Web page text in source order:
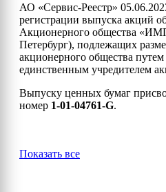
АО «Сервис-Реестр»
регистрации выпуска акций
Акционерного общества
Петербург), подлежащих
акционерного общества
единственным учредителем
Выпуску ценных бумаг
номер 1-01-04761-G.
Показать все